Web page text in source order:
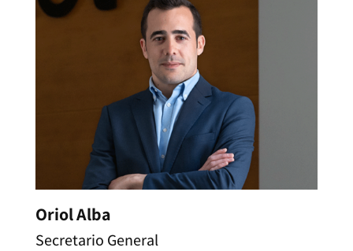
Oriol Alba
Secretario General